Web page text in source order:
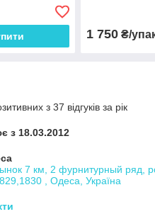
1 750₴/
з 37 відгуків за рік
з 18.03.2012
7 км, 2 фурнитурный ряд,
, Одеса, Україна